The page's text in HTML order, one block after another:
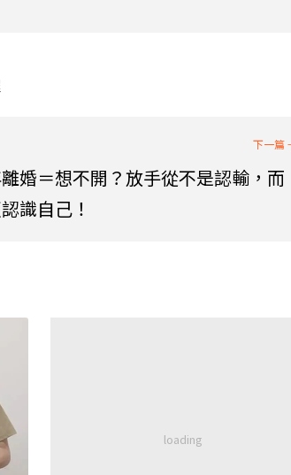
婚＝想不開？放手從不是認輸，而
識自己！